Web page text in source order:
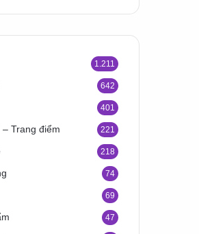
1.211
642
401
– Trang điểm 221
218
74
69
47